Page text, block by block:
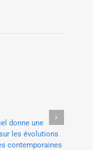
donne une
les évolutions
contemporaines